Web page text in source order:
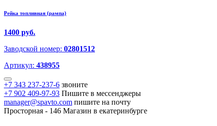
Рейка топливная (рампа)
1400 руб.
Заводской номер: 02801512
Артикул: 438955
+7 343 237-237-6 звоните
+7 902 409-97-93 Пишите в мессенджеры
manager@spavto.com пишите на почту
Просторная - 146 Магазин в екатеринбурге